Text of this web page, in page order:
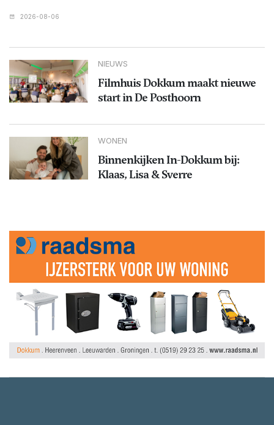
2026-08-06
NIEUWS
Filmhuis Dokkum maakt nieuwe
start in De Posthoorn
WONEN
Binnenkijken In-Dokkum bij:
Klaas, Lisa & Sverre